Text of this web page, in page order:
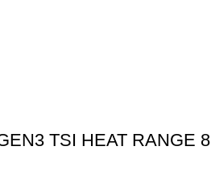
TSI HEAT RANGE 8